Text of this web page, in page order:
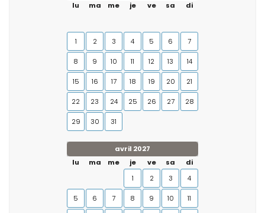
lu
ma me je ve sa di
1 2 3 4 5 6 7
8 9 10 11 12 13 14
15 16 17 18 19 20 21
22 23 24 25 26 27 28
29 30 31
avril 2027
lu
ma me je ve sa
di
1
2 3 4
5 6 7 8 9 10 11